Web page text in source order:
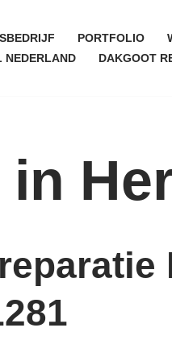
PORTFOLIO
NEDERLAND
DAKGOOT